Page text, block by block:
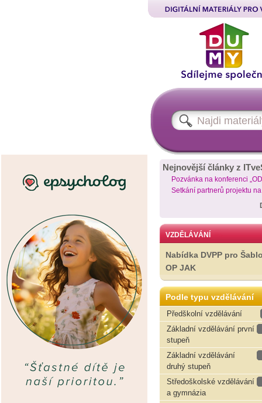
Nejnovější články z
Pozvánka na konferenci
Setkání partnerů projektu
VZDĚLÁVÁNÍ
Nabídka DVPP pro
OP JAK
Podle typu vzdělávání
Předškolní vzdělávání
Základní vzdělávání první
stupeň
Základní vzdělávání
druhý stupeň
Středoškolské vzdělávání
a gymnázia